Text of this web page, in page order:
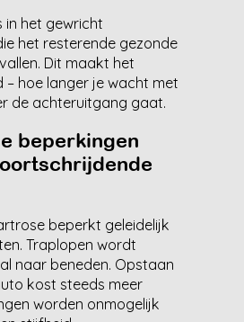
in het gewricht
het resterende gezonde
Dit maakt het
hoe langer je wacht met
de achteruitgang gaat.
beperkingen
beperkt geleidelijk
Traplopen wordt
naar beneden. Opstaan
kost steeds meer
worden onmogelijk